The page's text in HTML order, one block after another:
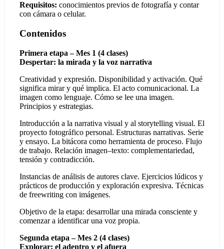
Requisitos: conocimientos previos de fotografía y contar
con cámara o celular.
Contenidos
Primera etapa – Mes 1 (4 clases)
Despertar: la mirada y la voz narrativa
Creatividad y expresión. Disponibilidad y activación. Qué
significa mirar y qué implica. El acto comunicacional. La
imagen como lenguaje. Cómo se lee una imagen.
Principios y estrategias.
Introducción a la narrativa visual y al storytelling visual. El
proyecto fotográfico personal. Estructuras narrativas. Serie
y ensayo. La bitácora como herramienta de proceso. Flujo
de trabajo. Relación imagen–texto: complementariedad,
tensión y contradicción.
Instancias de análisis de autores clave. Ejercicios lúdicos y
prácticos de producción y exploración expresiva. Técnicas
de freewriting con imágenes.
Objetivo de la etapa: desarrollar una mirada consciente y
comenzar a identificar una voz propia.
Segunda etapa – Mes 2 (4 clases)
Explorar: el adentro y el afuera